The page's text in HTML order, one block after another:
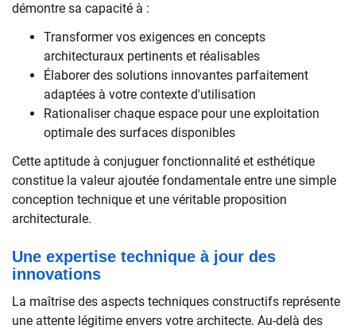
démontre sa capacité à :
Transformer vos exigences en concepts
architecturaux pertinents et réalisables
Élaborer des solutions innovantes parfaitement
adaptées à votre contexte d'utilisation
Rationaliser chaque espace pour une exploitation
optimale des surfaces disponibles
Cette aptitude à conjuguer fonctionnalité et esthétique
constitue la valeur ajoutée fondamentale entre une simple
conception technique et une véritable proposition
architecturale.
Une expertise technique à jour des
innovations
La maîtrise des aspects techniques constructifs représente
une attente légitime envers votre architecte. Au-delà des